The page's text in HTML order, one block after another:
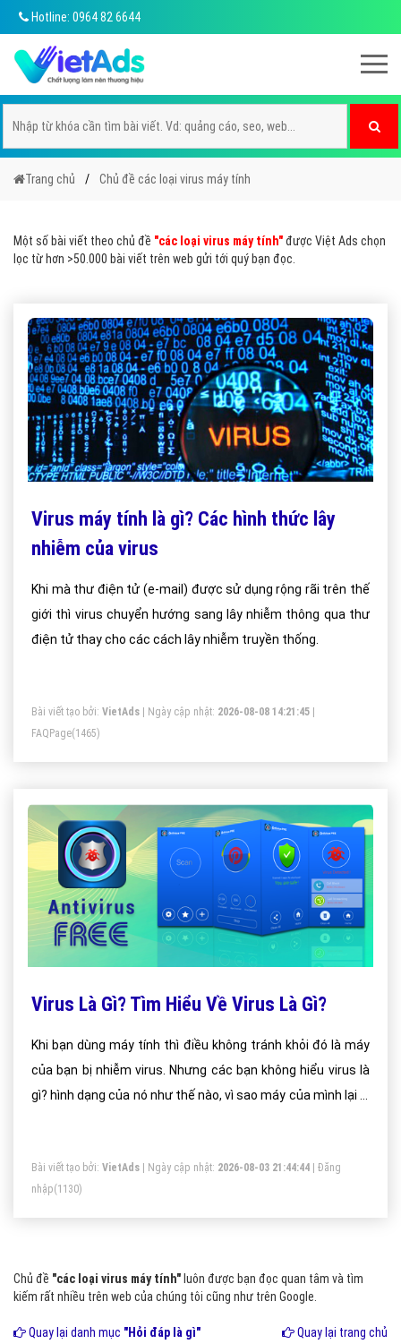
Hotline: 0964 82 6644
Trang chủ Chủ đề các loại virus máy tính
Một số bài viết theo chủ đề "các loại virus máy tính"được Việt Ads chọn
lọc từ hơn >50.000 bài viết trên web gửi tới quý bạn đọc.
Virus máy tính là gì? Các hình thức lây
nhiễm của virus
Khi mà thư điện tử (e-mail) được sử dụng rộng rãi trên thế
giới thì virus chuyển hướng sang lây nhiễm thông qua thư
điện tử thay cho các cách lây nhiễm truyền thống.
Bài viết tạo bởi: VietAds | Ngày cập nhật: 2026-08-08 14:21:45
FAQPage(1465)
Virus Là Gì? Tìm Hiểu Về Virus Là Gì?
Khi bạn dùng máy tính thì điều không tránh khỏi đó là máy
của bạn bị nhiễm virus. Nhưng các bạn không hiểu virus là
gì? hình dạng của nó như thế nào, vì sao máy của mình lại bị
Bài viết tạo bởi: VietAds | Ngày cập nhật: 2026-08-03 21:44:44
Đăng
nhập(1130)
Chủ đề "các loại virus máy tính" luôn được bạn đọc quan tâm và tìm
kiếm rất nhiều trên web của chúng tôi cũng như trên Google.
Quay lại danh mục "Hỏi đáp là gì" Quay lại trang chủ